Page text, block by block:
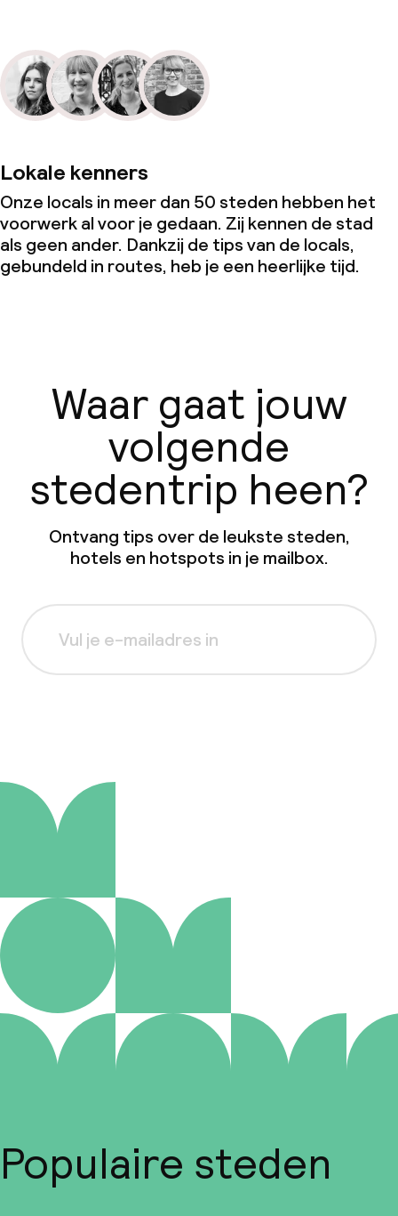
Lokale kenners
Onze locals in meer dan 50 steden hebben het
voorwerk al voor je gedaan. Zij kennen de stad
als geen ander. Dankzij de tips van de locals,
gebundeld in routes, heb je een heerlijke tijd.
Waar gaat jouw
volgende
stedentrip heen?
Ontvang tips over de leukste steden,
hotels en hotspots in je mailbox.
Populaire steden